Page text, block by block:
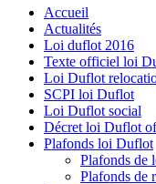
Accueil
Actualités
Loi duflot 2016
Texte officiel loi
Loi Duflot
SCPI loi Duflot
Loi Duflot social
Décret loi Duflot
Plafonds loi Duflot
Plafonds de
Plafonds de